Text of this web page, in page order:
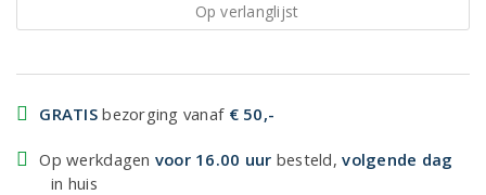
Op verlanglijst
GRATIS bezorging vanaf € 50,-
Op werkdagen voor 16.00 uur besteld,volgende dag
in huis